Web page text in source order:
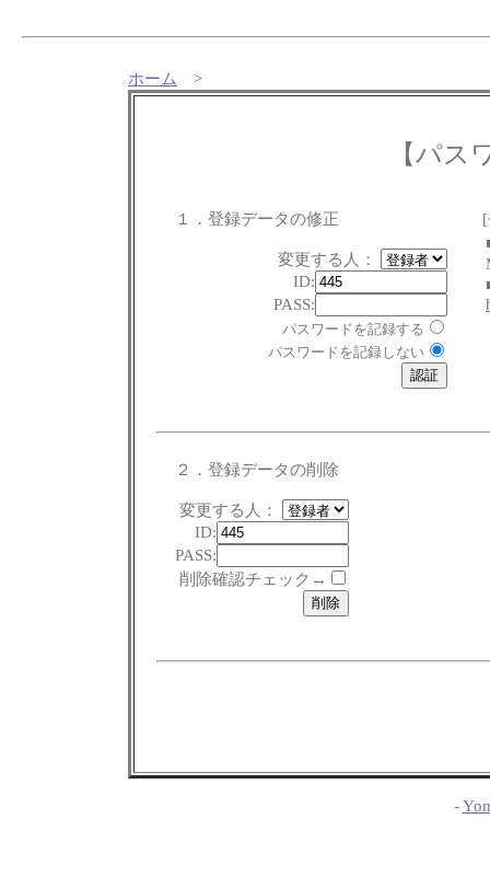
ホーム >
【パス
１．登録データの修正
変更する人：
ID:
PASS:
パスワードを記録する
パスワードを記録しない
２．登録データの削除
変更する人：
ID:
PASS:
削除確認チェック→
-